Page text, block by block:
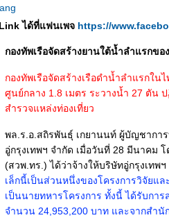
ได้ที่แฟนเพจ https://
กองทัพเรือจัดสร้างยานใต้น้ำลำแรกข
กองทัพเรือจัดสร้างเรือดำน้ำลำแรกใ
ศูนย์กลาง 1.8 เมตร ระวางน้ำ 27 ตัน
สำรวจแหล่งท่องเที่ยว
พล.ร.อ.สถิรพันธุ์ เกยานนท์ ผู้บัญชากา
อู่กรุงเทพฯ จำกัด เมื่อวันที่ 28 มีนาคม
(สวพ.ทร.) ได้ว่าจ้างให้บริษัทอู่กรุงเทพ
เล็กนี้เป็นส่วนหนึ่งของโครงการวิจัยแ
เป็นนายทหารโครงการ ทั้งนี้ ได้รับกา
จำนวน 24,953,200 บาท และจากสำ